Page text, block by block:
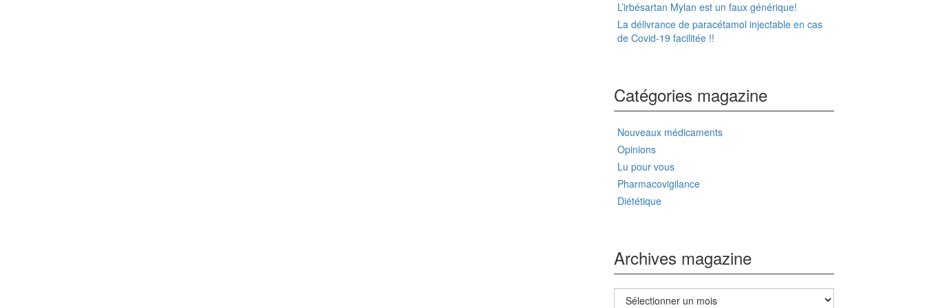
L’irbésartan Mylan est un faux générique!
La délivrance de paracétamol injectable en cas
de Covid-19 facilitée !!
Catégories magazine
Nouveaux médicaments
Opinions
Lu pour vous
Pharmacovigilance
Diététique
Archives magazine
Archives